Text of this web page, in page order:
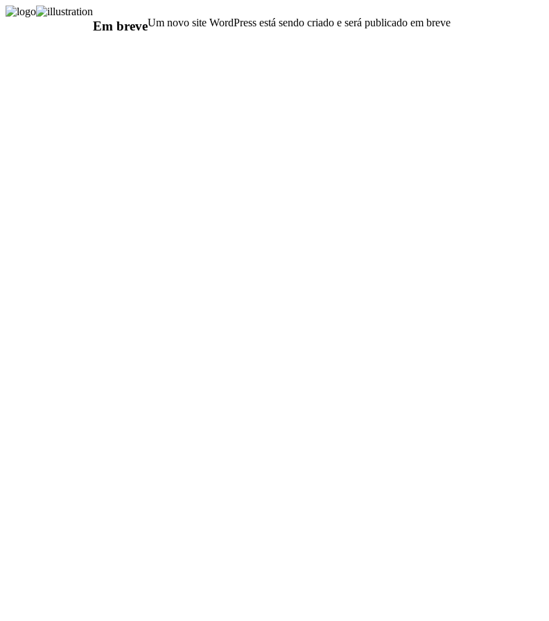
Em breveUm novo site WordPress está sendo criado e será publicado em breve